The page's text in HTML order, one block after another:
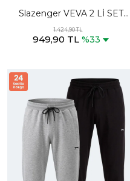
Slazenger VEVA 2 Lİ SET
Kadın Cepli Yeşil - Siyah
Eşofman Altı
1.424,90 TL
949,90 TL %33